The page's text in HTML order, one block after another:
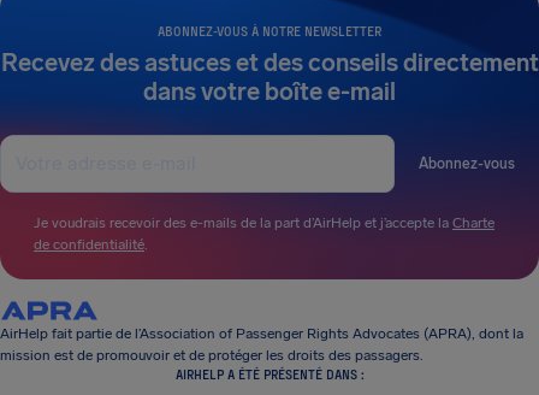
ABONNEZ-VOUS À NOTRE NEWSLETTER
Recevez des astuces et des conseils directement
dans votre boîte e-mail
Abonnez-vous
Je voudrais recevoir des e-mails de la part d’AirHelp et j’accepte la Charte
de confidentialité.
AirHelp fait partie de l’Association of Passenger Rights Advocates (APRA), dont la
mission est de promouvoir et de protéger les droits des passagers.
AIRHELP A ÉTÉ PRÉSENTÉ DANS :